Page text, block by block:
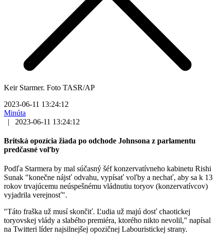
Keir Starmer. Foto TASR/AP
2023-06-11 13:24:12
Minúta
|
2023-06-11 13:24:12
Britská opozícia žiada po odchode Johnsona z parlamentu
predčasné voľby
Podľa Starmera by mal súčasný šéf konzervatívneho kabinetu Rishi
Sunak "konečne nájsť odvahu, vypísať voľby a nechať, aby sa k 13
rokov trvajúcemu neúspešnému vládnutiu toryov (konzervatívcov)
vyjadrila verejnosť".
"Táto fraška už musí skončiť. Ľudia už majú dosť chaotickej
toryovskej vlády a slabého premiéra, ktorého nikto nevolil," napísal
na Twitteri líder najsilnejšej opozičnej Labouristickej strany.